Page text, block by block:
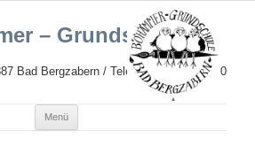
– Grundschule
Bad Bergzabern / Telefon: 06343 989620
Menü
springen